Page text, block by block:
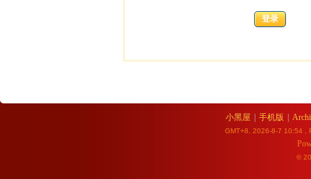
登录
小黑屋 手机版
GMT+8, 2026-8-7 10:54 ,
©